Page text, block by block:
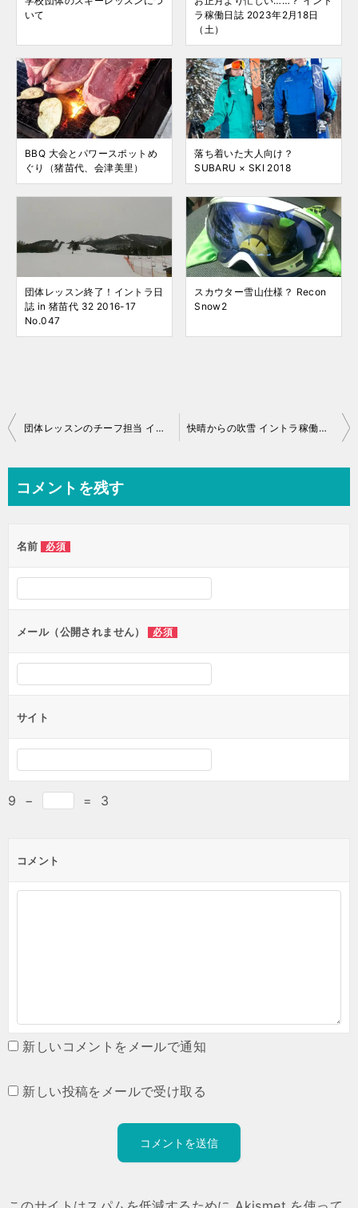
いて
ラ稼働日誌 2023年2月18日
（土）
BBQ 大会とパワースポットめ
ぐり（猪苗代、会津美里）
落ち着いた大人向け？
SUBARU × SKI 2018
団体レッスン終了！イントラ日
誌 in 猪苗代 32 2016-17
No.047
スカウター雪山仕様？ Recon
Snow2
投
ビ
ー
シ
ョ
ン
団体レッスンのチーフ担当 イントラ稼働日誌 2023年1月28日（土） 快晴からの吹雪 イントラ稼働日誌 2023年1月30日（月）
コメントを残す
名前 必須
メール（公開されません） 必須
サイト
9 − = 3
コメント
新しいコメントをメールで通知
新しい投稿をメールで受け取る